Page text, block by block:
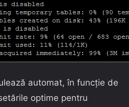
automat, în funcție de
optime pentru